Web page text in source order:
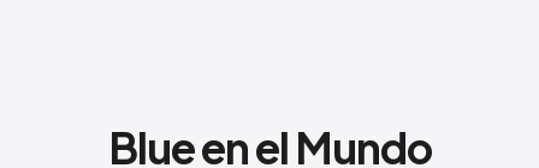
Blue en el Mundo